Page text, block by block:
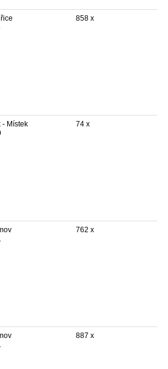
858 x
- Místek
74 x
762 x
887 x